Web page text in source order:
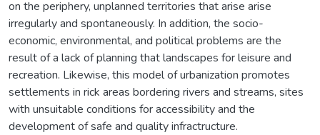
on the periphery, unplanned territories that arise arise
irregularly and spontaneously. In addition, the socio-
economic, environmental, and political problems are the
result of a lack of planning that landscapes for leisure and
recreation. Likewise, this model of urbanization promotes
settlements in rick areas bordering rivers and streams, sites
with unsuitable conditions for accessibility and the
development of safe and quality infractructure.